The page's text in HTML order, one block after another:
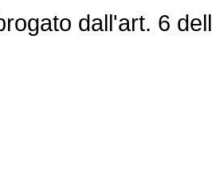
dall'art. 6